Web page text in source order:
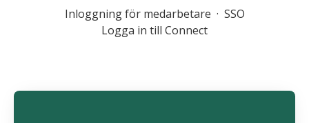
Inloggning för medarbetare · SSO
Logga in till Connect